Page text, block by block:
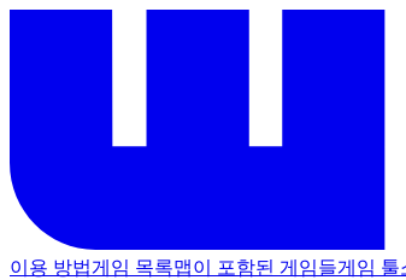
이용 방법게임 목록맵이 포함된 게임들게임 툴